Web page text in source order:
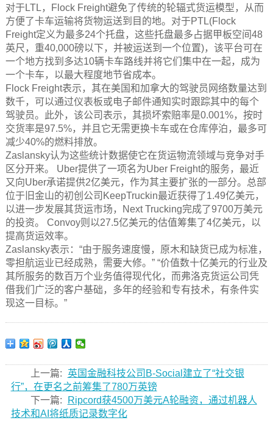
对于LTL，Flock Freight避免了传统的轮辐式货运模型，从而
方便了卡车运输将货物运送到目的地。对于PTL(Flock
Freight定义为最多24个托盘，这些托盘最多占据甲板空间48
英尺，重40,000磅以下，并被运送到一个位置)，该平台可在
一个地方找到多达10辆卡车路线并将它们集中在一起，成为
一个卡车，以最大程度地节省成本。
Flock Freight表示，其在美国和加拿大的驾驶员网络数量达到
数千，可以通过仪表板或电子邮件通知实时跟踪其中的每个
驾驶员。此外，该公司表示，其损坏索赔率是0.001%，按时
交货率是97.5%，并且它无需更换卡车或在仓库停泊，最多可
减少40%的燃料排放。
Zaslansky认为这些统计数据使它在货运物流领域与竞争对手
区分开来。 Uber提供了一项名为Uber Freight的服务，最近
又向Uber承诺提供2亿美元，作为其主要扩张的一部分。总部
位于旧金山的初创公司KeepTruckin最近获得了1.49亿美元，
以进一步发展其货运市场，Next Trucking完成了9700万美元
的投资。 Convoy则以27.5亿美元的估值筹集了4亿美元，以
提高货运效率。
Zaslansky表示：“由于服务速度慢，原木和缺货已成为标准，
零担航运业已经成熟，需要大修。” “价值数十亿美元的行业及
其所服务的数百万个业务值得现代化，而弗洛克货运公司凭
借我们广泛的客户基础，多年的经验和专有技术，有条件实
现这一目标。”
上一篇:
英国金融科技公司B-Social建立了“社交银
行”，在更名之前筹集了780万英镑
下一篇:
Ripcord获4500万美元A轮融资，通过机器人
技术和AI将纸质记录数字化